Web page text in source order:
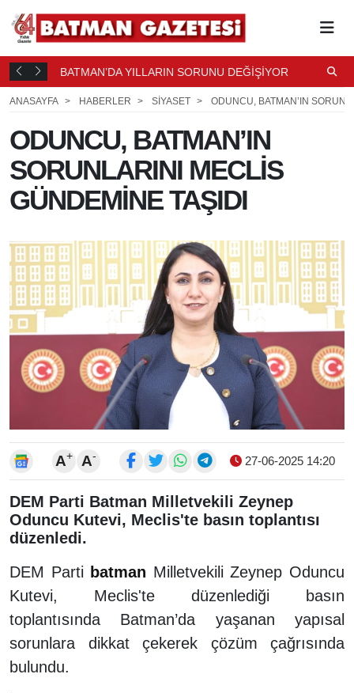
BATMAN’DA YILLARIN SORUNU DEĞİŞİYOR
8 SAAT
ANASAYFA HABERLER SİYASET ODUNCU, BATMAN’IN
ODUNCU, BATMAN’IN
SORUNLARINI MECLİS
GÜNDEMİNE TAŞIDI
A+ A- 27-06-2025 14:20
DEM Parti Batman Milletvekili Zeynep
Oduncu Kutevi, Meclis'te basın toplantısı
düzenledi.
DEM Parti batman Milletvekili Zeynep Oduncu
Kutevi, Meclis'te düzenlediği basın
toplantısında Batman’da yaşanan yapısal
sorunlara dikkat çekerek çözüm çağrısında
bulundu.